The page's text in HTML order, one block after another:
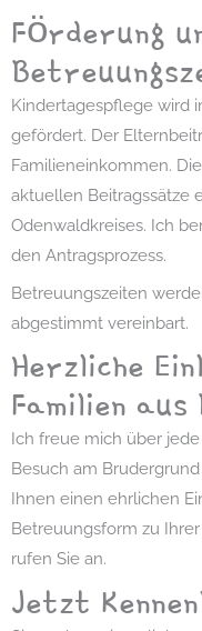
Förderung
Kindertagespflege wird
gefördert. Der
Familieneinkommen.
aktuellen Beitragssätze
Odenwaldkreises. Ich
den Antragsprozess.
Betreuungszeiten
abgestimmt vereinbart.
Herzliche
Familien
Ich freue mich über
Besuch am
Ihnen einen ehrlichen
Betreuungsform zu
rufen Sie an.
Jetzt